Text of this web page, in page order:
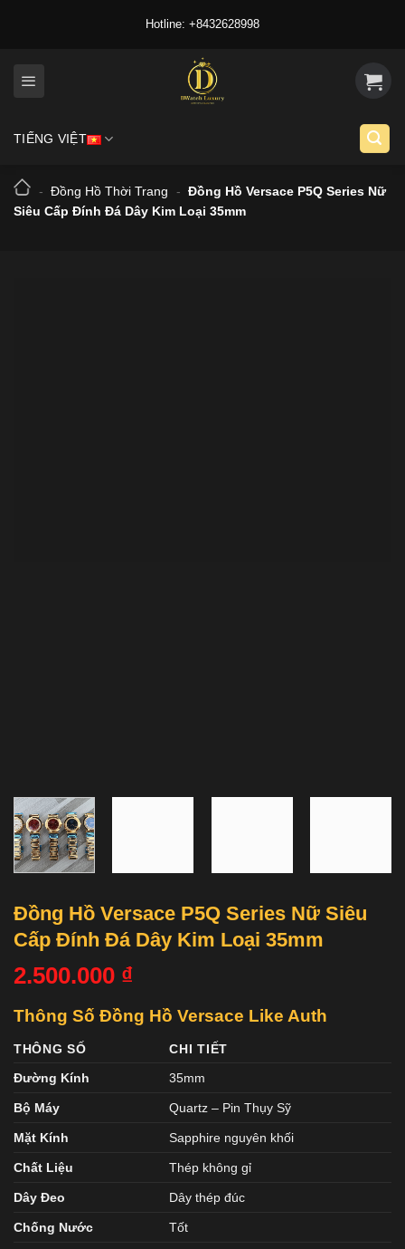
Hotline: +8432628998
TIẾNG VIỆT
- Đồng Hồ Thời Trang - Đồng Hồ Versace P5Q Series Nữ
Siêu Cấp Đính Đá Dây Kim Loại 35mm
Đồng Hồ Versace P5Q Series Nữ Siêu
Cấp Đính Đá Dây Kim Loại 35mm
2.500.000 ₫
Thông Số Đồng Hồ Versace Like Auth
THÔNG SỐ
CHI TIẾT
Đường Kính
35mm
Bộ Máy Quartz – Pin Thụy Sỹ
Mặt Kính Sapphire nguyên khối
Chất Liệu Thép không gỉ
Dây Đeo Dây thép đúc
Chống Nước Tốt